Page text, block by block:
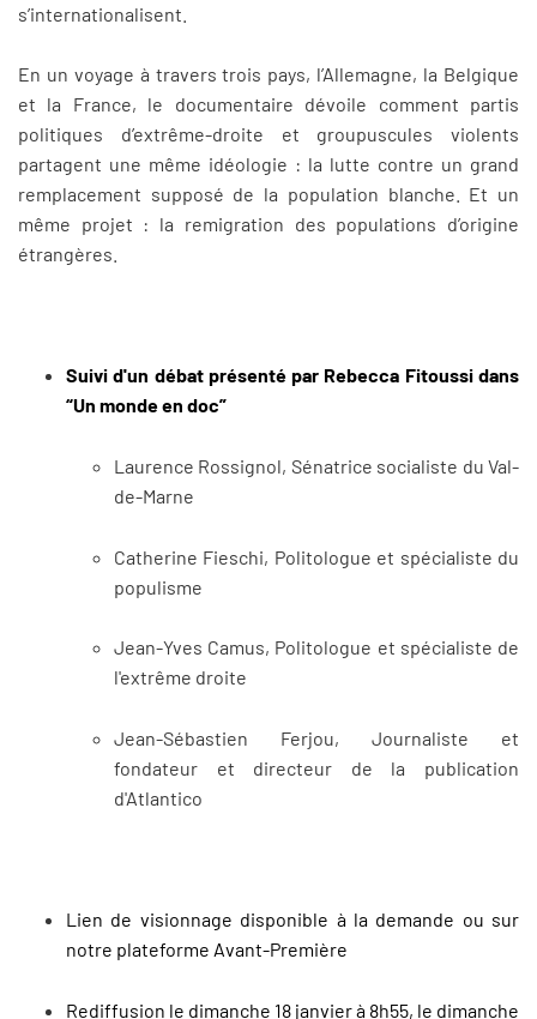
s’internationalisent.
En un voyage à travers trois pays, l’Allemagne, la Belgique
et la France, le documentaire dévoile comment partis
politiques d’extrême-droite et groupuscules violents
partagent une même idéologie : la lutte contre un grand
remplacement supposé de la population blanche. Et un
même projet : la remigration des populations d’origine
étrangères.
Suivi d'un débat présenté par Rebecca Fitoussi dans
“Un monde en doc”
Laurence Rossignol, Sénatrice socialiste du Val-
de-Marne
Catherine Fieschi, Politologue et spécialiste du
populisme
Jean-Yves Camus, Politologue et spécialiste de
l'extrême droite
Jean-Sébastien Ferjou, Journaliste et
fondateur et directeur de la publication
d'Atlantico
Lien de visionnage disponible à la demande ou sur
notre plateforme Avant-Première
Rediffusion le dimanche 18 janvier à 8h55, le dimanche